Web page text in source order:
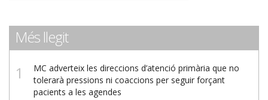
Més llegit
MC adverteix les direccions d’atenció primària que no
tolerarà pressions ni coaccions per seguir forçant
pacients a les agendes